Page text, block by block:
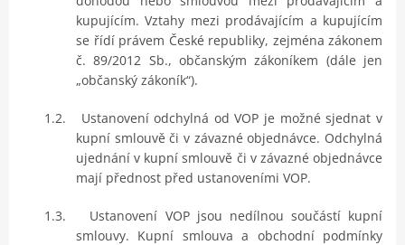
kupujícím. Vztahy mezi prodávajícím a kupujícím
se řídí právem České republiky, zejména zákonem
č. 89/2012 Sb., občanským zákoníkem (dále jen
„občanský zákoník“).
1.2.
Ustanovení odchylná od VOP je možné sjednat v
kupní smlouvě či v závazné objednávce. Odchylná
ujednání v kupní smlouvě či v závazné objednávce
mají přednost před ustanoveními VOP.
1.3.
Ustanovení VOP jsou nedílnou součástí kupní
smlouvy. Kupní smlouva a obchodní podmínky